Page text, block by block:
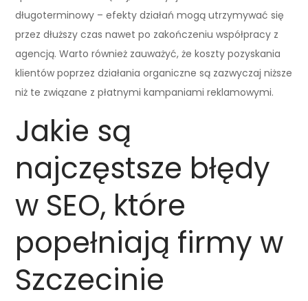
długoterminowy – efekty działań mogą utrzymywać się
przez dłuższy czas nawet po zakończeniu współpracy z
agencją. Warto również zauważyć, że koszty pozyskania
klientów poprzez działania organiczne są zazwyczaj niższe
niż te związane z płatnymi kampaniami reklamowymi.
Jakie są
najczęstsze błędy
w SEO, które
popełniają firmy w
Szczecinie